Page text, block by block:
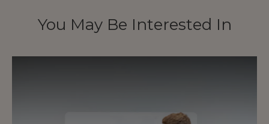
You May Be Interested In